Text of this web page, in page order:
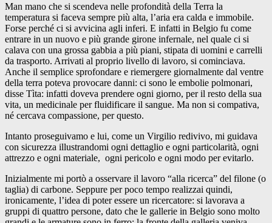
Man mano che si scendeva nelle profondità della Terra la
temperatura si faceva sempre più alta, l’aria era calda e immobile.
Forse perché ci si avvicina agli inferi. E infatti in Belgio fu come
entrare in un nuovo e più grande girone infernale, nel quale ci si
calava con una grossa gabbia a più piani, stipata di uomini e carrelli
da trasporto. Arrivati al proprio livello di lavoro, si cominciava.
Anche il semplice sprofondare e riemergere giornalmente dal ventre
della terra poteva provocare danni: ci sono le embolie polmonari,
disse Tìta: infatti doveva prendere ogni giorno, per il resto della sua
vita, un medicinale per fluidificare il sangue. Ma non si compativa,
né cercava compassione, per questo.
Intanto proseguivamo e lui, come un Virgilio redivivo, mi guidava
con sicurezza illustrandomi ogni dettaglio e ogni particolarità, ogni
attrezzo e ogni materiale, ogni pericolo e ogni modo per evitarlo.
Inizialmente mi portò a osservare il lavoro “alla ricerca” del filone (o
taglia) di carbone. Seppure per poco tempo realizzai quindi,
ironicamente, l’idea di poter essere un ricercatore: si lavorava a
gruppi di quattro persone, dato che le gallerie in Belgio sono molto